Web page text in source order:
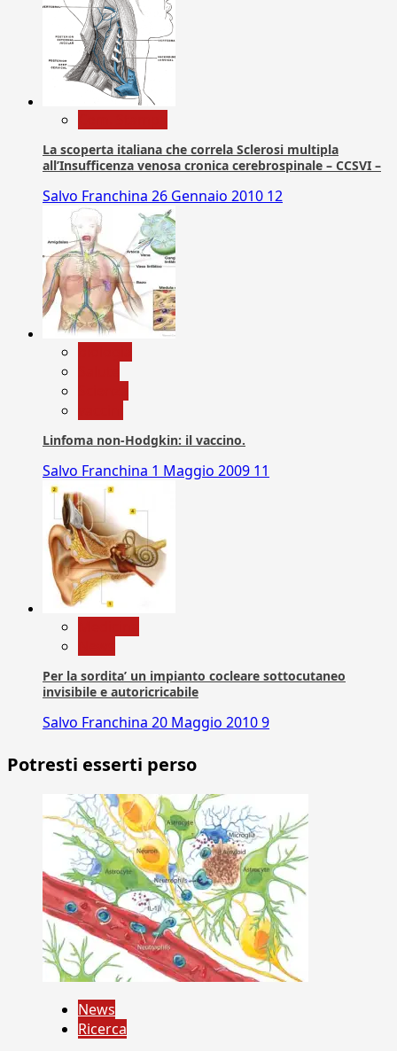
La scoperta italiana che correla Sclerosi multipla
all’Insufficenza venosa cronica cerebrospinale – CCSVI –
Salvo Franchina 26 Gennaio 2010 12
Linfoma non-Hodgkin: il vaccino.
Salvo Franchina 1 Maggio 2009 11
Per la sordita’ un impianto cocleare sottocutaneo
invisibile e autoricricabile
Salvo Franchina 20 Maggio 20109
Potresti esserti perso
News
Ricerca